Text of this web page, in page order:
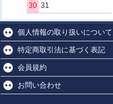
30 31
個人情報の取り扱いについて
特定商取引法に基づく表記
会員規約
お問い合わせ